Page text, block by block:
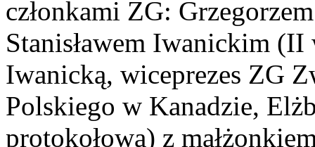
członkami ZG:
Stanisławem Iwanickim (II
Iwanicką, wiceprezes ZG
Polskiego w Kanadzie,
protokołowa) z